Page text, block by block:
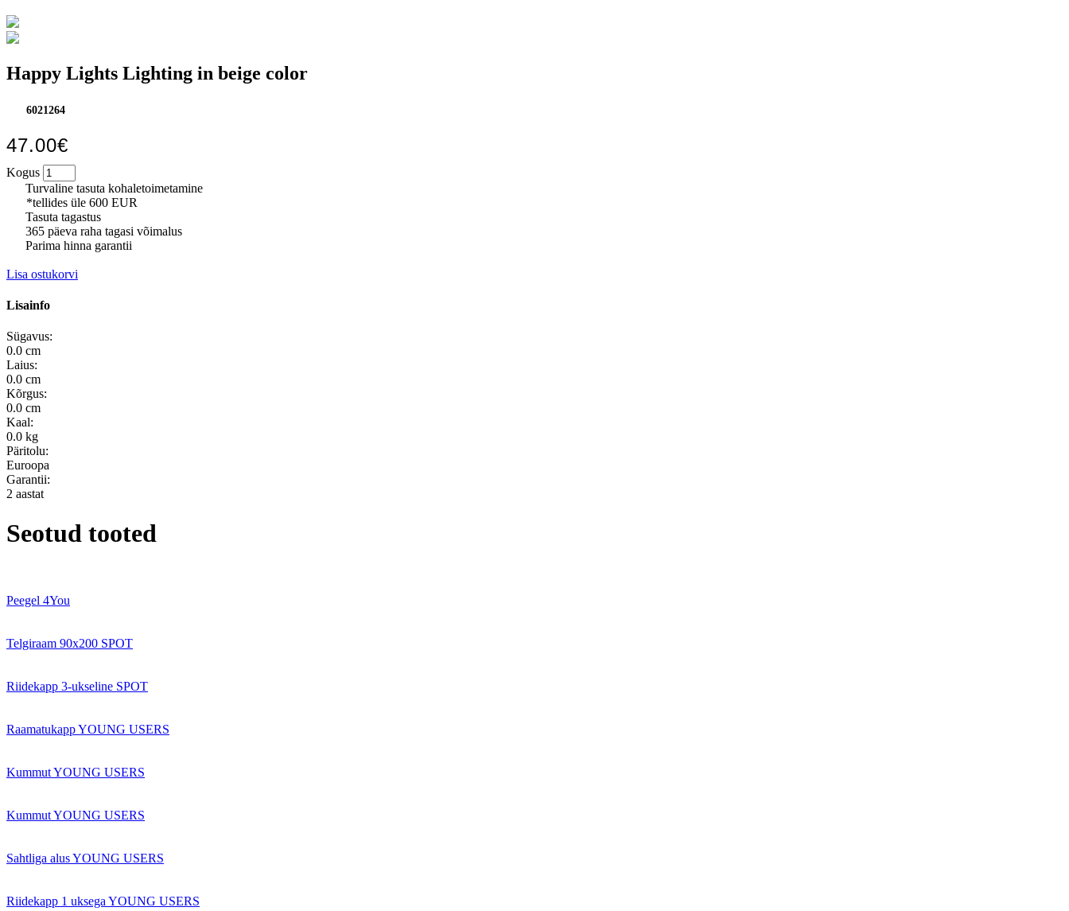
Happy Lights Lighting in beige color
6021264
47.00€
Kogus
Turvaline tasuta kohaletoimetamine
*tellides üle 600 EUR
Tasuta tagastus
365 päeva raha tagasi võimalus
Parima hinna garantii
Lisa ostukorvi
Lisainfo
Sügavus:
0.0 cm
Laius:
0.0 cm
Kõrgus:
0.0 cm
Kaal:
0.0 kg
Päritolu:
Euroopa
Garantii:
2 aastat
Seotud tooted
Peegel 4You
Telgiraam 90x200 SPOT
Riidekapp 3-ukseline SPOT
Raamatukapp YOUNG USERS
Kummut YOUNG USERS
Kummut YOUNG USERS
Sahtliga alus YOUNG USERS
Riidekapp 1 uksega YOUNG USERS